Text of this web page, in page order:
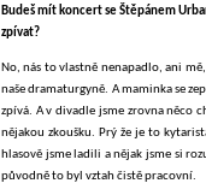
Budeš mít koncert se Štěpánem
zpívat?
No, nás to vlastně nenapadlo, ani
naše dramaturgyně. A maminka se
zpívá. A v divadle jsme zrovna něco
nějakou zkoušku. Prý že je to
hlasově jsme ladili a nějak jsme si
původně to byl vztah čistě pracovní.